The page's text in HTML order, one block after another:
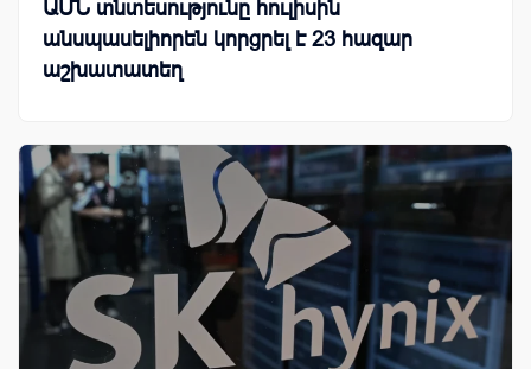
ԱՄՆ տնտեսությունը հուլիսին
անսպասելիորեն կորցրել է 23 հազար
աշխատատեղ